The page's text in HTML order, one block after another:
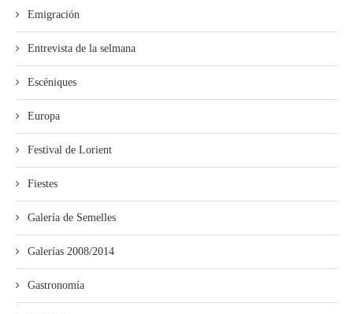
Emigración
Entrevista de la selmana
Escéniques
Europa
Festival de Lorient
Fiestes
Galería de Semelles
Galerías 2008/2014
Gastronomía